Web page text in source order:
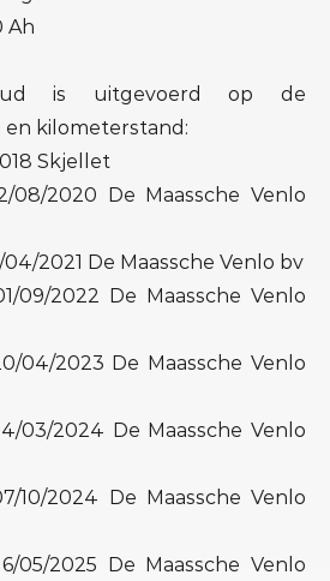
Ah
is uitgevoerd op de
kilometerstand:
Skjellet
08/2020 De Maassche Venlo
04/2021 De Maassche Venlo bv
09/2022 De Maassche Venlo
04/2023 De Maassche Venlo
03/2024 De Maassche Venlo
10/2024 De Maassche Venlo
05/2025 De Maassche Venlo